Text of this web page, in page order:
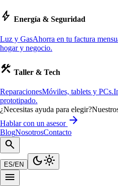
bolt Energía & Seguridad
Luz y GasAhorra en tu factura
hogar y negocio.
construction Taller & Tech
ReparacionesMóviles, tablets y PCs.
prototipado.
¿Necesitas ayuda para elegir?
Hablar con un asesor arrow_forward
BlogNosotrosContacto
search
ES/EN dark_modelight_mode
menu